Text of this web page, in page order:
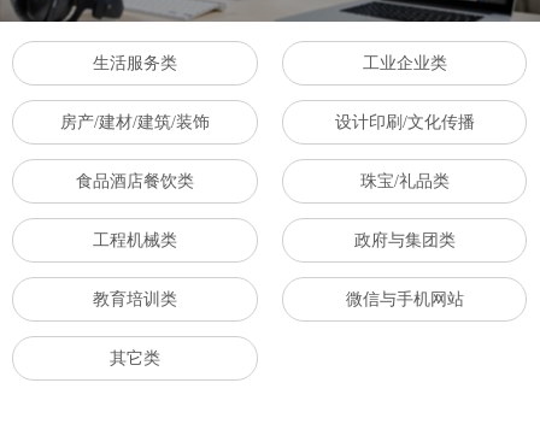
生活服务类 工业企业类
房产/建材/建筑/装饰 设计印刷/文化传播
食品酒店餐饮类 珠宝/礼品类
工程机械类 政府与集团类
教育培训类 微信与手机网站
其它类